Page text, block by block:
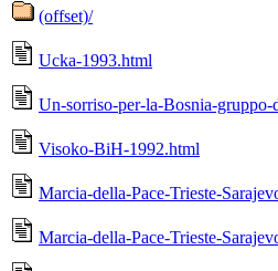
(offset)/
Ucka-1993.html
Un-sorriso-per-la-Bosnia-
Visoko-BiH-1992.html
Marcia-della-Pace-Trieste-
Marcia-della-Pace-Trieste-